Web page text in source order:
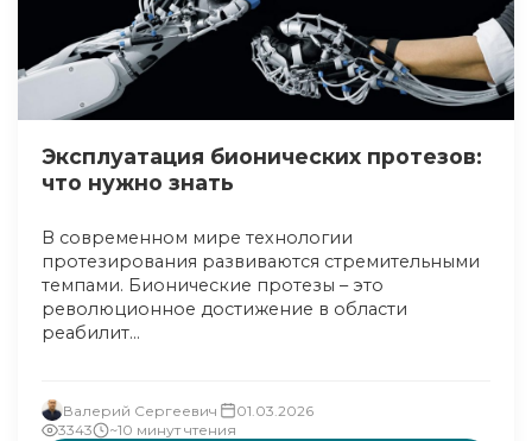
Эксплуатация бионических протезов:
что нужно знать
В современном мире технологии
протезирования развиваются стремительными
темпами. Бионические протезы – это
революционное достижение в области
реабилит...
Валерий Сергеевич
01.03.2026
3343
~10 минут чтения